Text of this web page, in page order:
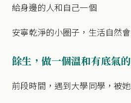
給身邊的人和自己一個
安寧乾淨的小圈子，生活自然
餘生，做一個溫和有底氣
前段時間，遇到大學同學，被